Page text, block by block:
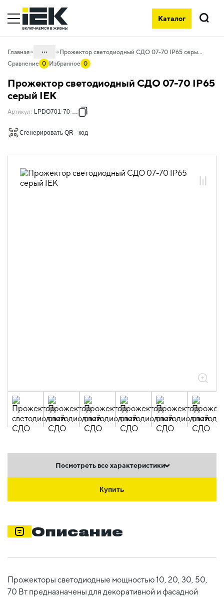
Каталог
Поиск
Главная ...
10. Светотехника
10.05 Уличное и архитектурное
10.05.01 Прожекторы светодиодные
10.05.01.02 Прожекторы СДО-07
Прожектор светодиодный СДО 07-70 IP65 серый IEK
Сравнение 0 Избранное 0
Прожектор светодиодный СДО 07-70 IP65
серый IEK
Артикул: LPDO701-70-K03
Сгенерировать QR - код
Посмотреть все характеристики
Купить
Описание
Прожекторы светодиодные мощностью 10, 20, 30, 50,
70 Вт предназначены для декоративной и фасадной